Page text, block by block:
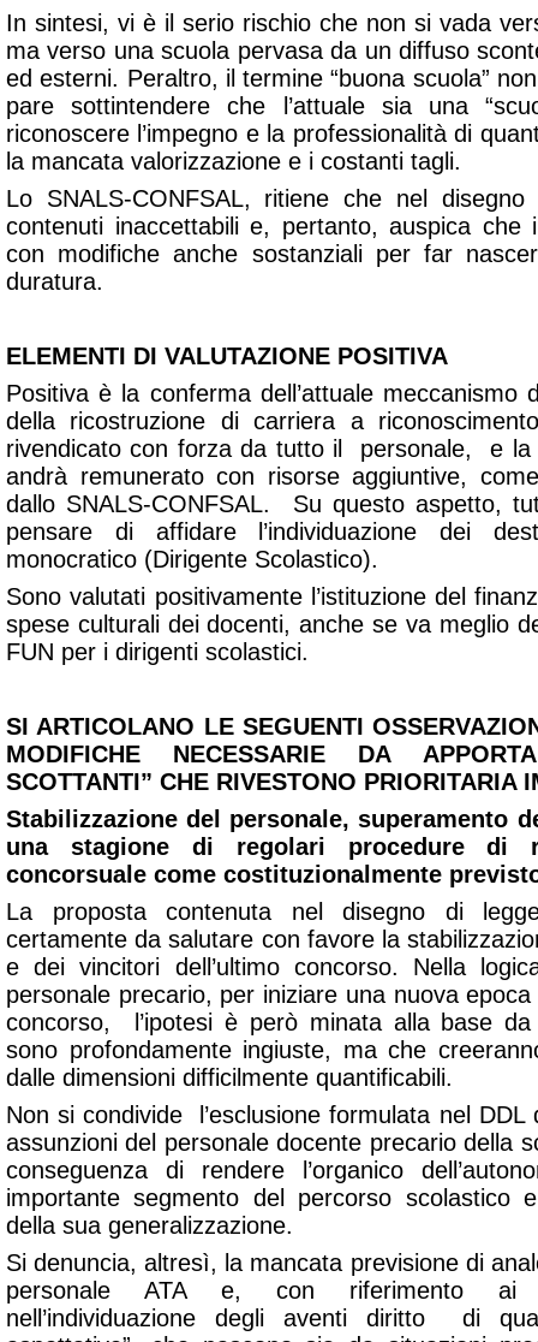
In sintesi, vi è il serio rischio che non si vada
ma verso una scuola pervasa da un diffuso
ed esterni. Peraltro, il termine “buona scuola”
pare sottintendere che l’attuale sia una
riconoscere l’impegno e la professionalità di
la mancata valorizzazione e i costanti tagli.
Lo SNALS-CONFSAL, ritiene che nel
contenuti inaccettabili e, pertanto, auspica che
con modifiche anche sostanziali per far
duratura.
ELEMENTI DI VALUTAZIONE POSITIVA
Positiva è la conferma dell’attuale meccanismo
della ricostruzione di carriera a
rivendicato con forza da tutto il personale, e
andrà remunerato con risorse aggiuntive,
dallo SNALS-CONFSAL. Su questo aspetto,
pensare di affidare l’individuazione dei
monocratico (Dirigente Scolastico).
Sono valutati positivamente l’istituzione del
spese culturali dei docenti, anche se va meglio
FUN per i dirigenti scolastici.
SI ARTICOLANO LE SEGUENTI
MODIFICHE NECESSARIE DA
SCOTTANTI” CHE RIVESTONO PRIORITARIA
Stabilizzazione del personale, superamento
una stagione di regolari procedure di
concorsuale come costituzionalmente
La proposta contenuta nel disegno di
certamente da salutare con favore la
e dei vincitori dell’ultimo concorso. Nella
personale precario, per iniziare una nuova
concorso, l’ipotesi è però minata alla base
sono profondamente ingiuste, ma che
dalle dimensioni difficilmente quantificabili.
Non si condivide l’esclusione formulata nel DDL
assunzioni del personale docente precario della
conseguenza di rendere l’organico
importante segmento del percorso scolastico
della sua generalizzazione.
Si denuncia, altresì, la mancata previsione di
personale ATA e, con riferimento ai
nell’individuazione degli aventi diritto di